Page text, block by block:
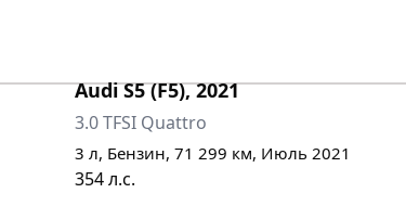
Audi S5 (F5), 2021
3.0 TFSI Quattro
3 л, Бензин, 71 299 км, Июль 2021
354л.с.